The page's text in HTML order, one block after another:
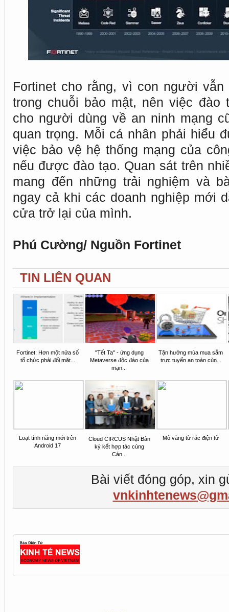
Fortinet cho rằng, vì con người
trong chuỗi bảo mật, nên việc đào
cho người dùng về an ninh mạng
quan trọng. Mỗi cá nhân phải hiểu
việc bảo vệ hệ thống mạng của
nếu được đào tạo. Quan sát trên
mang đến những trải nghiệm và
ngay cả khi các doanh nghiệp mới
cửa trở lại của mình.
Phú Cường/ Nguồn Fortinet
TIN LIÊN QUAN
Fortinet: Hơn một nửa số
tổ chức phải đối mặt...
"Tết Ta" - ứng dụng
Metaverse độc đáo của
mạn...
Tận hưởng mùa mua sắm
trực tuyến an toàn cùn...
Loạt tính năng mới trên
Android 17
Cloud CIRCUS Nhật Bản
ký kết hợp tác cùng
Cán...
Mỏ vàng từ rác điện tử
Bài viết đóng góp, xin